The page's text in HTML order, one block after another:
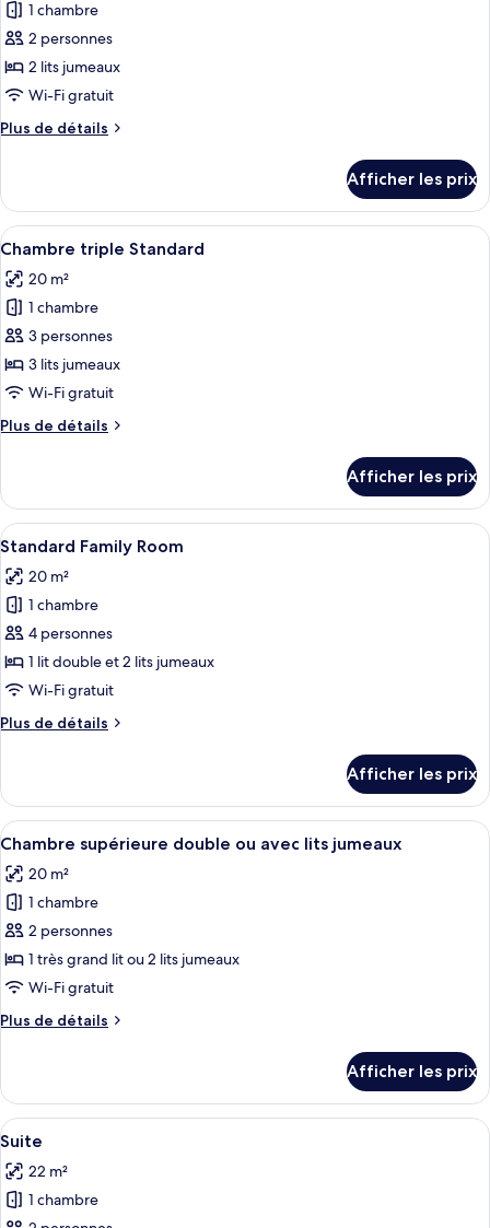
photos
pour
ce
type
chambre :
avec
lits
jumeaux
1 chambre
2 personnes
2 lits jumeaux
Wi-Fi gratuit
Plus de détails
Plus
Chambre
Standard
avec
jumeaux
Afficher les prix
Afficher
toutes
les
photos
pour
ce
type
chambre :
Standard
Une chambre d’hôtel avec deux lits,
8
Chambre triple Standard
20 m²
1 chambre
3 personnes
3 lits jumeaux
Wi-Fi gratuit
Plus de détails
Plus
Chambre
triple
Standard
Afficher les prix
Afficher
toutes
les
photos
pour
ce
type
chambre :
Room
Une chambre d’hôtel avec trois lits,
6
Standard Family Room
20 m²
1 chambre
4 personnes
1 lit double et 2 lits jumeaux
Wi-Fi gratuit
Plus de détails
Plus
Standard
Family
Room
Afficher les prix
Afficher
toutes
les
photos
pour
ce
type
chambre :
double
ou
avec
lits
jumeaux
Une chambre d’hôtel avec un grand
9
Chambre supérieure double ou avec lits jumeaux
20 m²
1 chambre
2 personnes
1 très grand lit ou 2 lits jumeaux
Wi-Fi gratuit
Plus de détails
Plus
Chambre
supérieure
double
avec
lits
jumeaux
Afficher les prix
Afficher
toutes
les
photos
Suite | Draps en coton égyptien,
6
Suite
22 m²
1 chambre